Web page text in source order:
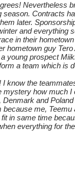
Nevertheless
season. Contracts
later.
and everything
in their
hometown guy Tero
young prospect
a team which is
I know the
mystery how much I
and
me, Teemu
in same time
everything for